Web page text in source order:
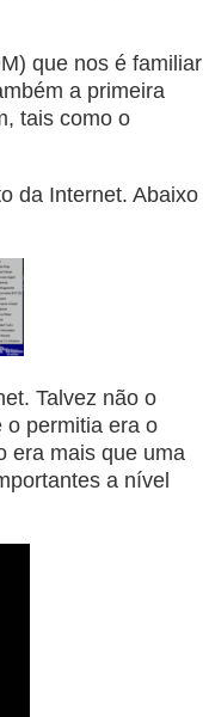
que nos é familiar
a primeira
tais como o
da Internet. Abaixo
Talvez não o
o permitia era o
era mais que uma
a nível